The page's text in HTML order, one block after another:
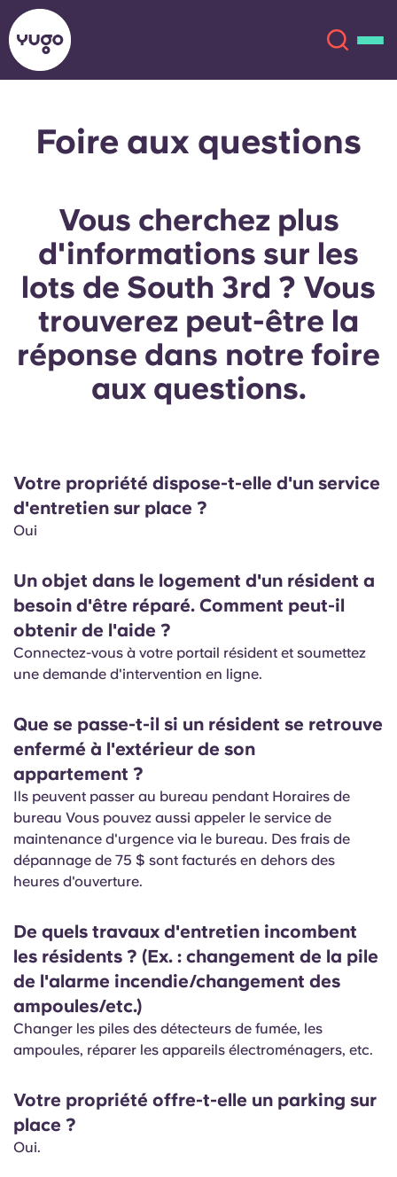
À propos
Plus
Compte Langue
English (GB)
Chinese
Català
Deutsch
French
Portuguese
Sélectionnez un pays
Choisissez une résidence
English (GB)
Chinese Español
Català Deutsch
Italian French
Foire aux questions
Vous cherchez plus
d'informations sur les
lots de South 3rd ? Vous
trouverez peut-être la
réponse dans notre foire
aux questions.
Votre propriété dispose-t-elle d'un service
d'entretien sur place ?
Oui
Un objet dans le logement d'un résident a
besoin d'être réparé. Comment peut-il
obtenir de l'aide ?
Connectez-vous à votre portail résident et soumettez
une demande d'intervention en ligne.
Que se passe-t-il si un résident se retrouve
enfermé à l'extérieur de son
appartement ?
Ils peuvent passer au bureau pendant Horaires de
bureau Vous pouvez aussi appeler le service de
maintenance d'urgence via le bureau. Des frais de
dépannage de 75 $ sont facturés en dehors des
heures d'ouverture.
De quels travaux d'entretien incombent
les résidents ? (Ex. : changement de la pile
de l'alarme incendie/changement des
ampoules/etc.)
Changer les piles des détecteurs de fumée, les
ampoules, réparer les appareils électroménagers, etc.
Votre propriété offre-t-elle un parking sur
place ?
Oui.